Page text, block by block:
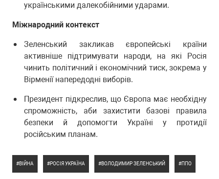
українськими далекобійними ударами.
Міжнародний контекст
Зеленський закликав європейські країни
активніше підтримувати народи, на які Росія
чинить політичний і економічний тиск, зокрема у
Вірменії напередодні виборів.
Президент підкреслив, що Європа має необхідну
спроможність, аби захистити базові правила
безпеки й допомогти Україні у протидії
російським планам.
ВІЙНА РОСІЯ УКРАЇНА ВОЛОДИМИР ЗЕЛЕНСЬКИЙ ППО